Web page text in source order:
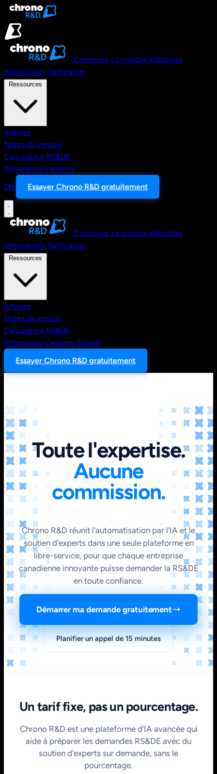
Aller au contenu principal
Comment ça marche Industries
Intégrations Tarification
Articles
Notes de version
Calculateur RS&DE
Partenaires Carrières
EN
Essayer Chrono R&D gratuitement
Comment ça marche Industries
Intégrations Tarification
Articles
Notes de version
Calculateur RS&DE
Partenaires Carrières English
Essayer Chrono R&D gratuitement
Toute l'expertise.
Aucune
commission.
Chrono R&D réunit l'automatisation par l'IA et le
soutien d'experts dans une seule plateforme en
libre-service, pour que chaque entreprise
canadienne innovante puisse demander la RS&DE
en toute confiance.
Démarrer ma demande gratuitement
Planifier un appel de 15 minutes
Un tarif fixe, pas un pourcentage.
Chrono R&D est une plateforme d'IA avancée qui
aide à préparer les demandes RS&DE avec du
soutien d'experts sur demande, sans le
pourcentage.